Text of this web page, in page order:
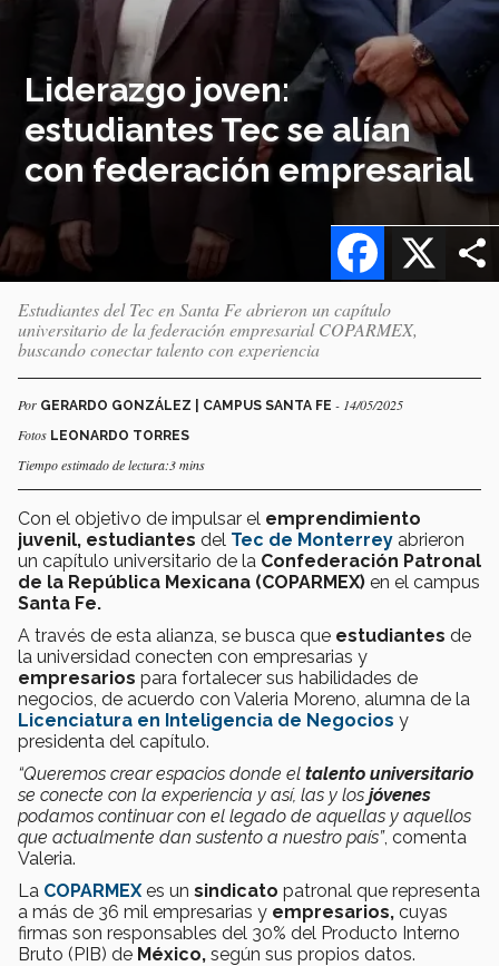
Liderazgo joven:
estudiantes Tec se alían
con federación empresarial
X
Facebook
Estudiantes del Tec en Santa Fe abrieron un capítulo
universitario de la federación empresarial COPARMEX,
buscando conectar talento con experiencia
Por GERARDO GONZÁLEZ | CAMPUS SANTA FE - 14/05/2025
Fotos LEONARDO TORRES
Tiempo estimado de lectura:3 mins
Con el objetivo de impulsar el emprendimiento
juvenil, estudiantes del Tec de Monterrey abrieron
un capítulo universitario de la Confederación Patronal
de la República Mexicana (COPARMEX) en el campus
Santa Fe.
A través de esta alianza, se busca que estudiantes de
la universidad conecten con empresarias y
empresarios para fortalecer sus habilidades de
negocios, de acuerdo con Valeria Moreno, alumna de la
Licenciatura en Inteligencia de Negocios y
presidenta del capítulo.
“Queremos crear espacios donde el talento universitario
se conecte con la experiencia y así, las y los jóvenes
podamos continuar con el legado de aquellas y aquellos
que actualmente dan sustento a nuestro país”, comenta
Valeria.
La COPARMEXes un sindicato patronal que representa
a más de 36 mil empresarias y empresarios, cuyas
firmas son responsables del 30% del Producto Interno
Bruto (PIB) de México, según sus propios datos.